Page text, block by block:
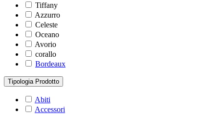
Tiffany
Azzurro
Celeste
Oceano
Avorio
corallo
Bordeaux
Tipologia Prodotto
Abiti
Accessori